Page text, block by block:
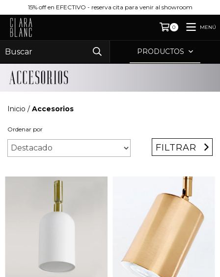
15% off en EFECTIVO - reserva cita para venir al showroom
0 MENÚ
PRODUCTOS
Inicio / Accesorios
Ordenar por
FILTRAR